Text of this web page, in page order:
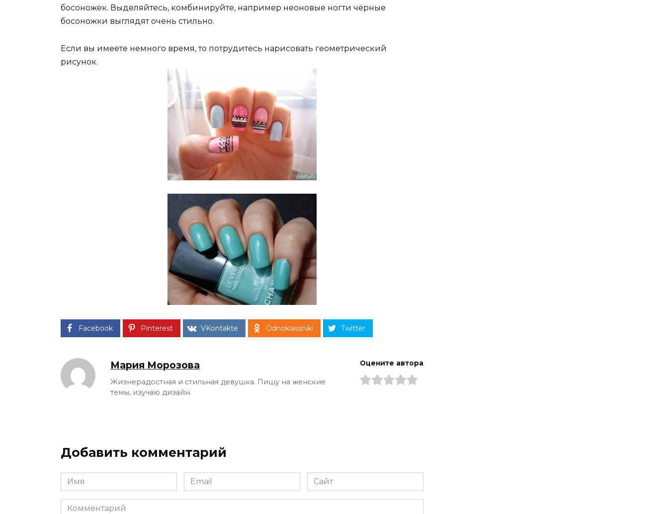
босоножек. Выделяйтесь, комбинируйте, например неоновые ногти чёрные
босоножки выглядят очень стильно.
Если вы имеете немного время, то потрудитесь нарисовать геометрический
рисунок.
Facebook Pinterest VKontakte Odnoklassniki Twitter
Мария Морозова
Жизнерадостная и стильная девушка. Пишу на женские
темы, изучаю дизайн.
Оцените автора
Добавить комментарий
Имя
*
Email
*
Сайт
Комментарий